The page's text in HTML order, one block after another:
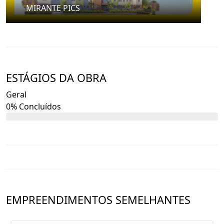
MIRANTE PICS
ESTÁGIOS DA OBRA
Geral
0% Concluídos
EMPREENDIMENTOS SEMELHANTES